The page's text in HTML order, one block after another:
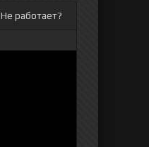
Не работает?